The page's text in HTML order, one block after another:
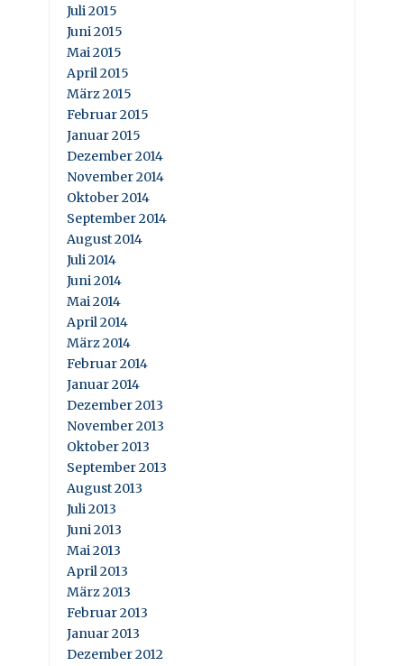
Juli 2015
Juni 2015
Mai 2015
April 2015
März 2015
Februar 2015
Januar 2015
Dezember 2014
November 2014
Oktober 2014
September 2014
August 2014
Juli 2014
Juni 2014
Mai 2014
April 2014
März 2014
Februar 2014
Januar 2014
Dezember 2013
November 2013
Oktober 2013
September 2013
August 2013
Juli 2013
Juni 2013
Mai 2013
April 2013
März 2013
Februar 2013
Januar 2013
Dezember 2012